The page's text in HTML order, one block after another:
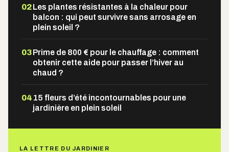
02Les plantes résistantes à la chaleur pour
balcon : qui peut survivre sans arrosage en
plein soleil ?
03Prime de 800 € pour le chauffage : comment
obtenir cette aide pour passer l’hiver au
chaud ?
04 15 fleurs d’été incontournables pour une
jardinière en plein soleil
LA LETTRE DU JARDINIER